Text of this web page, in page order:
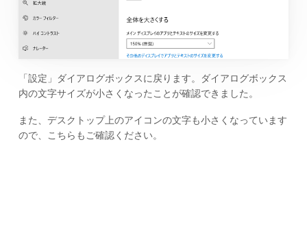
「設定」ダイアログボックスに戻ります。ダイアログボックス
内の文字サイズが小さくなったことが確認できました。
また、デスクトップ上のアイコンの文字も小さくなっています
ので、こちらもご確認ください。